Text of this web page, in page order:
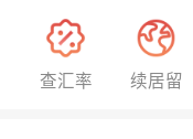
查汇率 续居留